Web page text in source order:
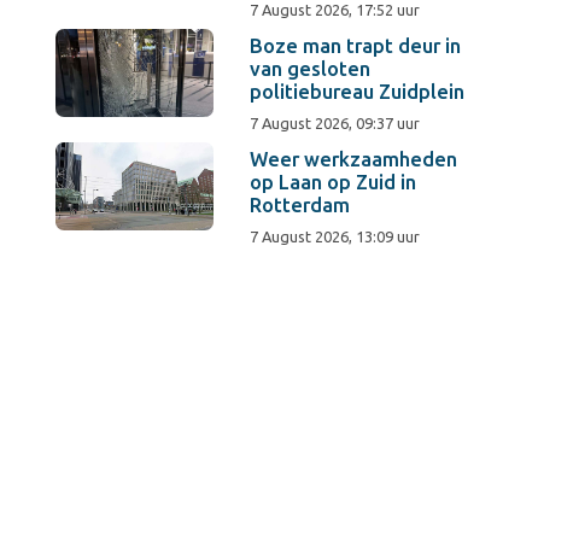
7 August 2026, 17:52 uur
Boze man trapt deur in
van gesloten
politiebureau Zuidplein
7 August 2026, 09:37 uur
Weer werkzaamheden
op Laan op Zuid in
Rotterdam
7 August 2026, 13:09 uur